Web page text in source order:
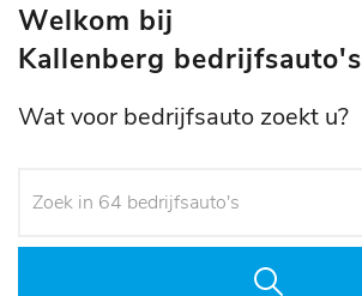
Welkom bij
Kallenberg bedrijfsauto's
Wat voor bedrijfsauto zoekt u?